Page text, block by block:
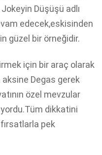
Düşüşü adlı
edecek,eskisinden
güzel bir örneğidir.
için bir araç olarak
aksine Degas gerek
özel mevzular
dikkatini
pek